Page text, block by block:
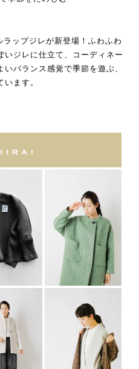
ップジレが新登場！ふわふわ
いジレに仕立て、コーディネー
バランス感覚で季節を遊ぶ、
ます。